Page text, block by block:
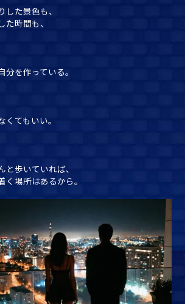
した景色も、
た時間も、
分を作っている。
くてもいい。
と歩いていれば、
く場所はあるから。